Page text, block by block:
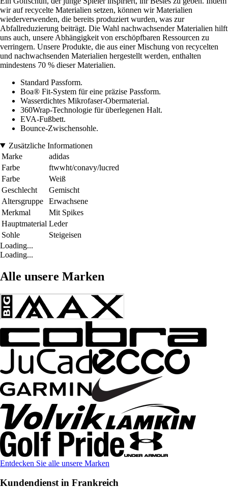
wir auf recycelte Materialien setzen, können wir Materialien
wiederverwenden, die bereits produziert wurden, was zur
Abfallreduzierung beiträgt. Die Wahl nachwachsender Materialien hilft
uns auch, unsere Abhängigkeit von erschöpfbaren Ressourcen zu
verringern. Unsere Produkte, die aus einer Mischung von recycelten
und nachwachsenden Materialien hergestellt werden, enthalten
mindestens 70 % dieser Materialien.
Standard Passform.
Boa® Fit-System für eine präzise Passform.
Wasserdichtes Mikrofaser-Obermaterial.
360Wrap-Technologie für überlegenen Halt.
EVA-Fußbett.
Bounce-Zwischensohle.
Zusätzliche Informationen
Marke
adidas
Farbe
ftwwht/conavy/lucred
Farbe
Weiß
Geschlecht
Gemischt
Altersgruppe
Erwachsene
Merkmal
Mit Spikes
Hauptmaterial Leder
Sohle
Steigeisen
Loading...
Loading...
Alle unsere Marken
Entdecken Sie alle unsere Marken
Kundendienst in Frankreich